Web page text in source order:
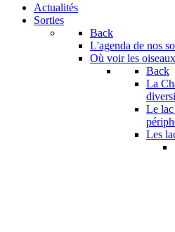
Actualités
Sorties
Back
L'agenda de nos
Où voir les
Back
La
Le lac
Les